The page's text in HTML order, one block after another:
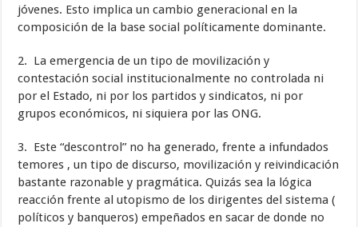
jóvenes. Esto implica un cambio generacional en la
composición de la base social políticamente dominante.
2. La emergencia de un tipo de movilización y
contestación social institucionalmente no controlada ni
por el Estado, ni por los partidos y sindicatos, ni por
grupos económicos, ni siquiera por las ONG.
3. Este “descontrol” no ha generado, frente a infundados
temores , un tipo de discurso, movilización y reivindicación
bastante razonable y pragmática. Quizás sea la lógica
reacción frente al utopismo de los dirigentes del sistema (
políticos y banqueros) empeñados en sacar de donde no